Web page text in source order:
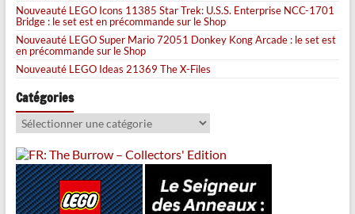
Nouveauté LEGO Icons 11385 Star Trek: U.S.S. Enterprise NCC-1701
Bridge : le set est en précommande sur le Shop
Nouveauté LEGO Super Mario 72051 Donkey Kong Arcade : le set est
en précommande sur le Shop
Nouveauté LEGO Ideas 21369 The X-Files
Catégories
Catégories